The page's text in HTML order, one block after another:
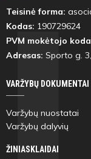
Teisinė forma:
Kodas: 190729624
PVM mokėtojo
Adresas: Sporto g.
VARŽYBŲ DOKUMENTAI
Varžybų nuostatai
Varžybų dalyvių
ŽINIASKLAIDAI